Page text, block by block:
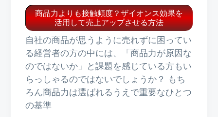
商品力よりも接触頻度？ザイオンス効果を
活用して売上アップさせる方法
自社の商品が思うように売れずに困ってい
る経営者の方の中には、「商品力が原因な
のではないか」と課題を感じている方もい
らっしゃるのではないでしょうか？ もち
ろん商品力は選ばれるうえで重要なひとつ
の基準